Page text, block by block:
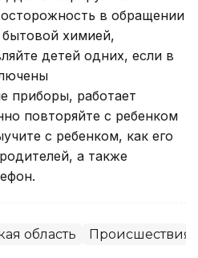
в обращении
химией,
детей одних, если в
приборы, работает
повторяйте с ребенком
с ребенком, как его
а также
область Происшествия,